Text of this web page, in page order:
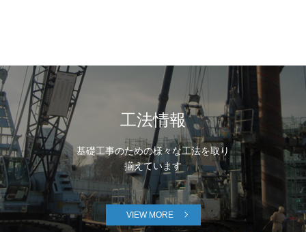
工法情報
基礎工事のための様々な工法を取り
揃えています
VIEW MORE